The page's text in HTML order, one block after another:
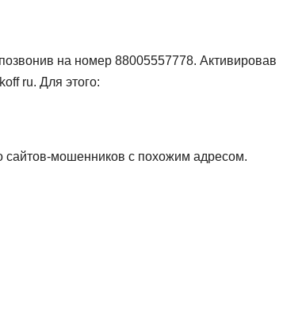
на номер 88005557778. Активировав
ru. Для этого:
сайтов-мошенников с похожим адресом.